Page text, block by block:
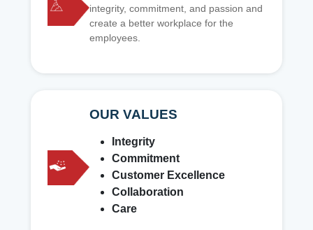
integrity, commitment, and passion and
create a better workplace for the
employees.
OUR VALUES
Integrity
Commitment
Customer Excellence
Collaboration
Care